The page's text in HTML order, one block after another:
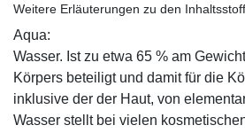
Weitere Erläuterungen zu den
Aqua:
Wasser. Ist zu etwa 65 % am
Körpers beteiligt und damit für die
inklusive der der Haut, von
Wasser stellt bei vielen